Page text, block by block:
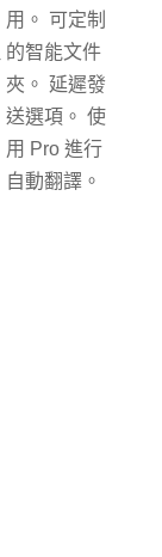
用。 可定制
的智能文件
夾。 延遲發
送選項。 使
用 Pro 進行
自動翻譯。